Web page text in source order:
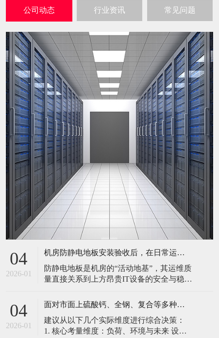
公司动态 行业资讯 常见问题
04
2026-01
机房防静电地板安装验收后，在日常运维中常常被忽视。请问，一套规范的、可操作的维护规程应包含哪些内容？有哪些“小问题”若不及时处理，会演变成“大故障”？
防静电地板是机房的“活动地基”，其运维质
量直接关系到上方昂贵IT设备的安全与稳
修，是保障其长期可靠的关键。 1. 建立分
由值班工程师执行）： 观： 巡检时观察地
面有无明显的水渍、油污或其它液体泼
04
2026-01
面对市面上硫酸钙、全钢、复合等多种类型的机房防静电地板，我们该如何科学选型？除了预算，更应该从哪些实际维度进行考量，以避免“过度配置”或“配置不足”？
建议从以下几个实际维度进行综合决策：
1. 核心考量维度：负荷、环境与未来 设备